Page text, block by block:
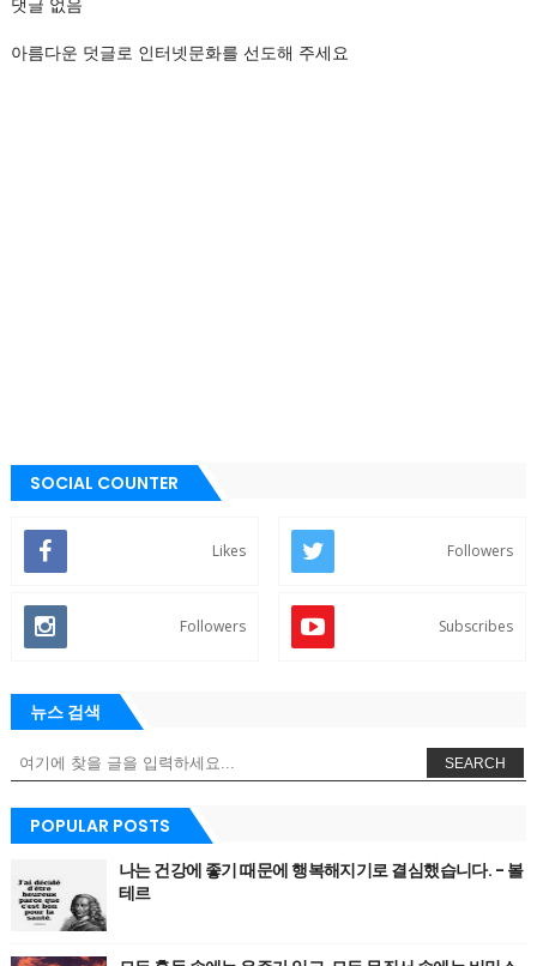
댓글 없음
아름다운 덧글로 인터넷문화를 선도해 주세요
SOCIAL COUNTER
Likes Followers
Followers Subscribes
뉴스 검색
SEARCH
POPULAR POSTS
나는 건강에 좋기 때문에 행복해지기로 결심했습니다. - 볼
테르